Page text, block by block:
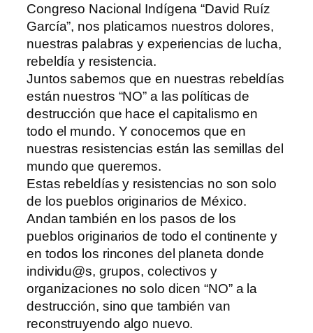
Congreso Nacional Indígena “David Ruíz
García”, nos platicamos nuestros dolores,
nuestras palabras y experiencias de lucha,
rebeldía y resistencia.
Juntos sabemos que en nuestras rebeldías
están nuestros “NO” a las políticas de
destrucción que hace el capitalismo en
todo el mundo. Y conocemos que en
nuestras resistencias están las semillas del
mundo que queremos.
Estas rebeldías y resistencias no son solo
de los pueblos originarios de México.
Andan también en los pasos de los
pueblos originarios de todo el continente y
en todos los rincones del planeta donde
individu@s, grupos, colectivos y
organizaciones no solo dicen “NO” a la
destrucción, sino que también van
reconstruyendo algo nuevo.